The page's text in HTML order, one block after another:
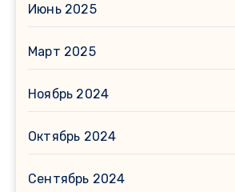
Июнь 2025
Март 2025
Ноябрь 2024
Октябрь 2024
Сентябрь 2024